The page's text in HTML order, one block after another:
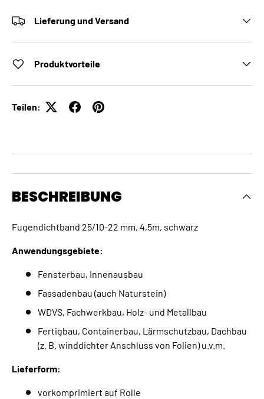
Lieferung und Versand
Produktvorteile
Teilen:
BESCHREIBUNG
Fugendichtband 25/10-22 mm, 4,5m, schwarz
Anwendungsgebiete:
Fensterbau, Innenausbau
Fassadenbau (auch Naturstein)
WDVS, Fachwerkbau, Holz- und Metallbau
Fertigbau, Containerbau, Lärmschutzbau, Dachbau
(z. B. winddichter Anschluss von Folien) u.v.m.
Lieferform:
vorkomprimiert auf Rolle